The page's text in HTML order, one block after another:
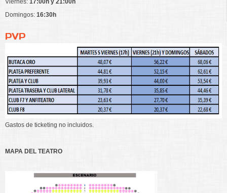
Domingos: 16:30h
PVP
Gastos de ticketing no incluidos.
MAPA DEL TEATRO